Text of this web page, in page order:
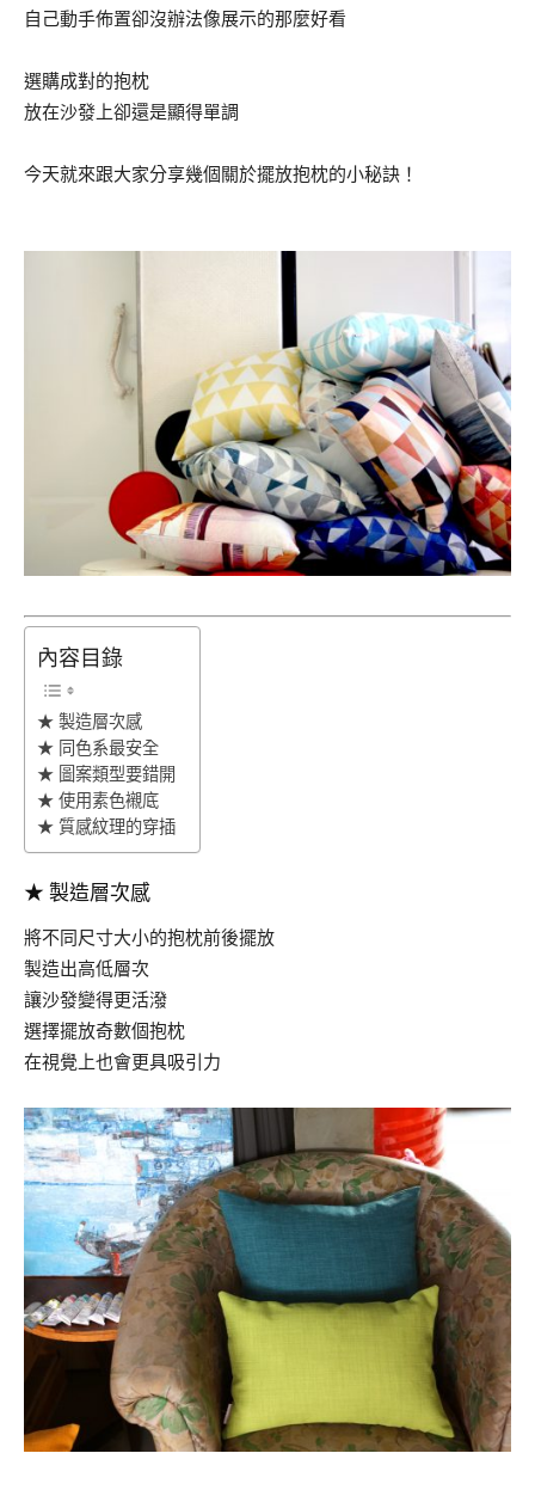
自己動手佈置卻沒辦法像展示的那麼好看
選購成對的抱枕
放在沙發上卻還是顯得單調
今天就來跟大家分享幾個關於擺放抱枕的小秘訣！
內容目錄
★ 製造層次感
★ 同色系最安全
★ 圖案類型要錯開
★ 使用素色襯底
★ 質感紋理的穿插
★ 製造層次感
將不同尺寸大小的抱枕前後擺放
製造出高低層次
讓沙發變得更活潑
選擇擺放奇數個抱枕
在視覺上也會更具吸引力